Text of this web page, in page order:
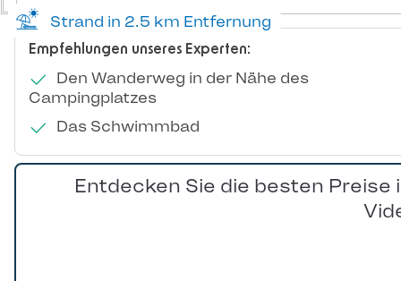
Empfehlungen unseres Experten:
Den Wanderweg in der Nähe des
Campingplatzes
Das Schwimmbad
Strand in 2.5 km Entfernung
Entdecken Sie die besten Preise